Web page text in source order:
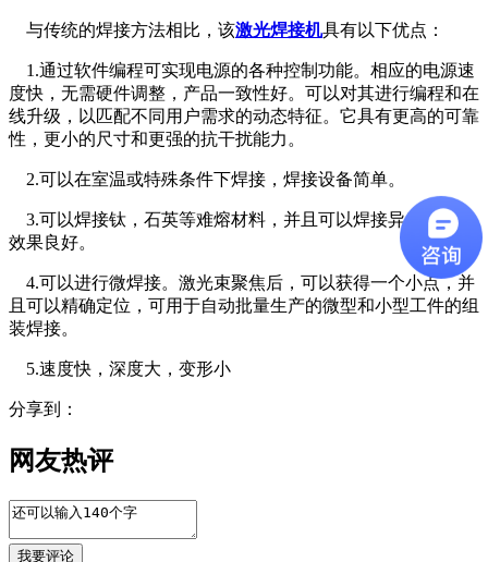
与传统的焊接方法相比，该激光焊接机具有以下优点：
1.通过软件编程可实现电源的各种控制功能。相应的电源速
度快，无需硬件调整，产品一致性好。可以对其进行编程和在
线升级，以匹配不同用户需求的动态特征。它具有更高的可靠
性，更小的尺寸和更强的抗干扰能力。
2.可以在室温或特殊条件下焊接，焊接设备简单。
3.可以焊接钛，石英等难熔材料，并且可以焊接异质材料，
效果良好。
4.可以进行微焊接。激光束聚焦后，可以获得一个小点，并
且可以精确定位，可用于自动批量生产的微型和小型工件的组
装焊接。
5.速度快，深度大，变形小
分享到：
网友热评